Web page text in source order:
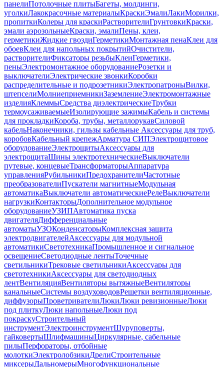
панелиПотолочные плитыБагеты, молдинги,
уголкиЛакокрасочные материалыКраскиЭмалиЛакиМорилки,
пропиткиКолеры для краскиРастворителиГрунтовкиКраски,
эмали аэрозольныеКраски, эмалиПены, клеи,
герметикиЖидкие гвоздиГерметикиМонтажная пенаКлеи для
обоевКлеи для напольных покрытийОчистители,
растворителиФиксаторы резьбыКлеиГерметики,
пеныЭлектромонтажное оборудованиеРозетки и
выключателиЭлектрические звонкиКоробки
распределительные и подрозетникиЭлектропатроныВилки,
штепселиМолниеприемникиЗаземлениеЭлектромонтажные
изделияКлеммыСредства диэлектрическиеТрубки
термоусаживаемыеИзолирующие зажимыКабель и системы
для прокладкиКороба, трубы, металлорукавСиловой
кабельНаконечники, гильзы кабельные Аксессуары для труб,
коробовКабельный крепежАрматура СИПЭлектрощитовое
оборудованиеЭлектрощитыАксессуары для
электрощитаШины электротехническиеВыключатели
путевые, концевыеТрансформаторыАппаратура
управленияРубильникиПредохранителиЧастотные
преобразователиПускатели магнитныеМодульная
автоматикаВыключатели автоматическиеРелеВыключатели
нагрузкиКонтакторыДополнительное модульное
оборудованиеУЗИПАвтоматика пуска
двигателяДифференциальные
автоматыУЗОКонденсаторыКомплексная защита
электродвигателейАксессуары для модульной
автоматикиСветотехникаПромышленное и сигнальное
освещениеСветодиодные лентыТочечные
светильникиТрековые светильникиАксессуары для
светотехникиАксессуары для светодиодных
лентВентиляцияВентиляторы вытяжныеВентиляторы
канальныеСистемы воздуховодовРешетки вентиляционные,
диффузорыПроветривателиЛюкиЛюки ревизионныеЛюки
под плиткуЛюки напольныеЛюки под
покраскуСтроительный
инструментЭлектроинструментШуруповерты,
гайковертыШлифмашиныЦиркулярные, сабельные
пилыПерфораторы, отбойные
молоткиЭлектролобзикиДрелиСтроительные
миксерыДальномерыМногофункциональные